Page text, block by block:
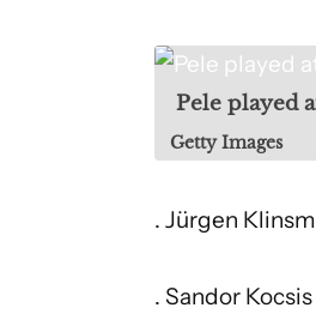
Pele played
Getty Images
. Jürgen
. Sandor